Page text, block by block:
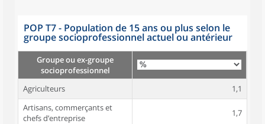
POP T7 - Population de 15 ans ou plus selon le
groupe socioprofessionnel actuel ou antérieur
Groupe ou ex-groupe
socioprofessionnel
Agriculteurs
1,1
Artisans, commerçants et
chefs d’entreprise
1,7